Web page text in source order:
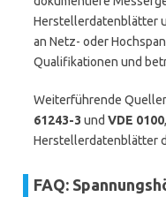
Herstellerdatenblätter
an Netz- oder
Qualifikationen und
Weiterführende
61243-3 und VDE 0100
Herstellerdatenblätter
FAQ: